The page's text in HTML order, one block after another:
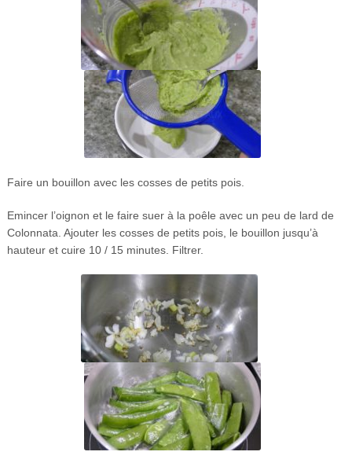
Faire un bouillon avec les cosses de petits pois.
Emincer l’oignon et le faire suer à la poêle avec un peu de lard de
Colonnata. Ajouter les cosses de petits pois, le bouillon jusqu’à
hauteur et cuire 10 / 15 minutes. Filtrer.